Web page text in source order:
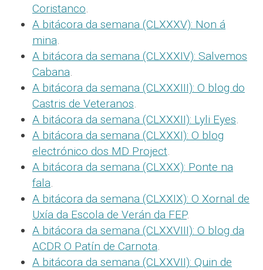
Coristanco.
A bitácora da semana (CLXXXV): Non á
mina.
A bitácora da semana (CLXXXIV): Salvemos
Cabana.
A bitácora da semana (CLXXXIII): O blog do
Castris de Veteranos.
A bitácora da semana (CLXXXII): Lyli Eyes.
A bitácora da semana (CLXXXI): O blog
electrónico dos MD Project.
A bitácora da semana (CLXXX): Ponte na
fala.
A bitácora da semana (CLXXIX): O Xornal de
Uxía da Escola de Verán da FEP.
A bitácora da semana (CLXXVIII): O blog da
ACDR O Patín de Carnota.
A bitácora da semana (CLXXVII): Quin de